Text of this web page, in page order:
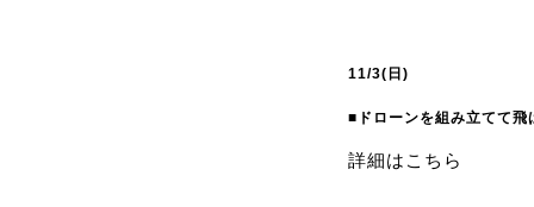
11/3(日)
■ドローンを組み立てて飛
詳細はこちら